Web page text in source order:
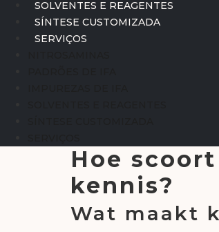
SOLVENTES E REAGENTES
SÍNTESE CUSTOMIZADA
SERVIÇOS
Hoe
kennis?
Wat maakt